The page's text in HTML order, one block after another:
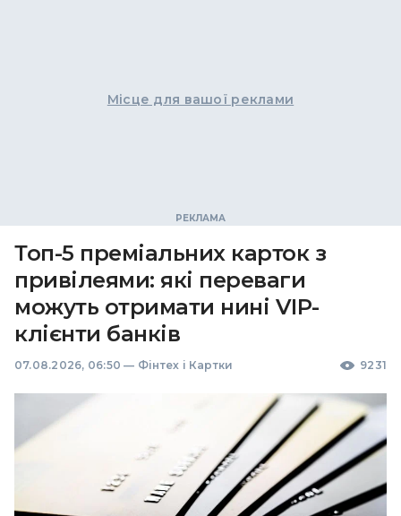
Місце для вашої реклами
Топ-5 преміальних карток з
привілеями: які переваги
можуть отримати нині VIP-
клієнти банків
07.08.2026, 06:50 — Фінтех і Картки 9231